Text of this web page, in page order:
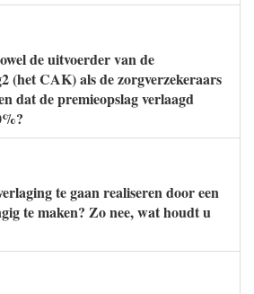
de uitvoerder van de
(het CAK) als de zorgverzekeraars
dat de premieopslag verlaagd
te gaan realiseren door een
te maken? Zo nee, wat houdt u